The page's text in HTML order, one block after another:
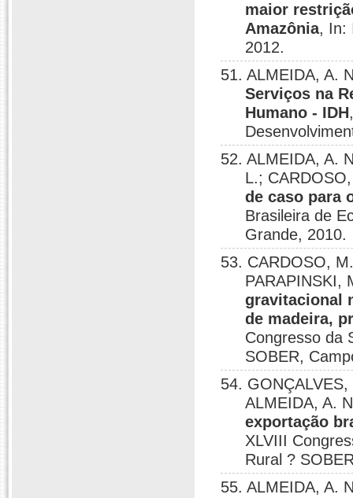
maior
Amazônia, In:
2012.
51. ALMEIDA, A.
Serviços na
Humano - IDH
52. ALMEIDA, A.
L.;
de caso para
Brasileira de
Grande, 2010.
53. CARDOSO,
PARAPINSKI,
gravitacional
de madeira,
Congresso da
SOBER,
54.
ALMEIDA, A.
exportação
XLVIII
Rural ?
55. ALMEIDA, A.